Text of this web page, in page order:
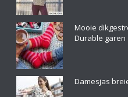
Mooie
Durable garen
Damesjas